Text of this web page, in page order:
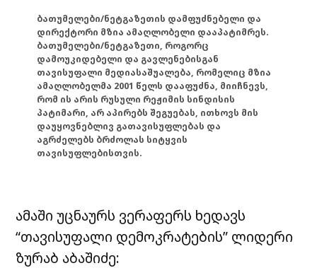
ბათუმელები/ნეტგაზეთის დამფუძნებელი და
დირექტორი მზია ამაღლობელი დააპატიმრეს.
ბათუმელები/ნეტგაზეთი, როგორც
დამოუკიდებელი და გავლენებისგან
თავისუფალი მედიასაშუალება, რომელიც მზია
ამაღლობელმა 2001 წელს დააფუძნა, მიიჩნევს,
რომ ის არის რუსული რეჟიმის სინდისის
პატიმარი, არ აპირებს შეგუებას, ითხოვს მის
დაუყოვნებლივ გათავისუფლებას და
აგრძელებს ბრძოლას სიტყვის
თავისუფლებისთვის.
ამაში უცნაურს ვერაფერს ხედავს
“თავისუფალი დემოკრატების” ლიდერი
ზურაბ აბაშიძე: